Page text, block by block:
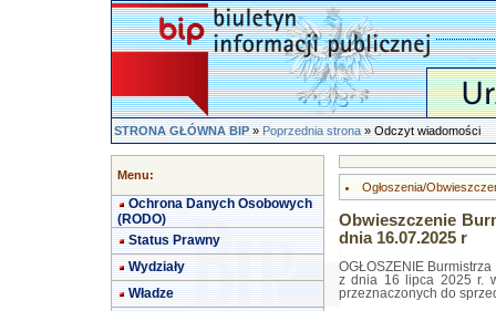
STRONA GŁÓWNA BIP»Poprzednia strona» Odczyt wiadomości
Menu:
Ochrona Danych Osobowych
(RODO)
Status Prawny
Wydziały
Władze
Ogłoszenia/
Obwieszczenie
dnia 16.07.2025 r
OGŁOSZENIE
z dnia 16 lipca 2025 r.
przeznaczonych do